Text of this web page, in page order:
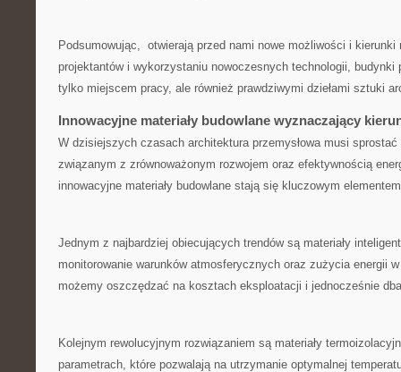
Podsumowując, ​ otwierają przed nami ‍nowe możliwości i
projektantów i ‌wykorzystaniu nowoczesnych technologii, budynki
tylko miejscem⁤ pracy, ale‍ również prawdziwymi ⁢dziełami sztuki⁣
Innowacyjne materiały budowlane‍ wyznaczający
W ⁤dzisiejszych czasach architektura przemysłowa musi
związanym z zrównoważonym rozwojem ⁣oraz ‍efektywnością
innowacyjne materiały budowlane stają się kluczowym
Jednym z ‍najbardziej obiecujących ⁢trendów są materiały
monitorowanie warunków atmosferycznych oraz⁢ zużycia energii
możemy oszczędzać na kosztach eksploatacji i jednocześnie
Kolejnym rewolucyjnym rozwiązaniem ​są materiały
parametrach, które pozwalają na utrzymanie optymalnej